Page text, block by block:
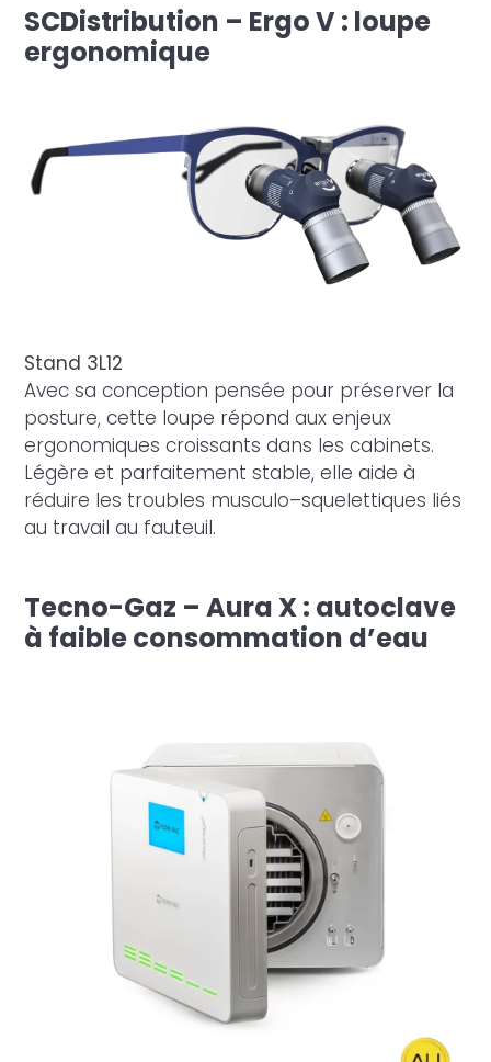
SCDistribution – Ergo V : loupe
ergonomique
Stand 3L12
Avec sa conception pensée pour préserver la
posture, cette loupe répond aux enjeux
ergonomiques croissants dans les cabinets.
Légère et parfaitement stable, elle aide à
réduire les troubles musculo–squelettiques liés
au travail au fauteuil.
Tecno-Gaz – Aura X : autoclave
à faible consommation d’eau